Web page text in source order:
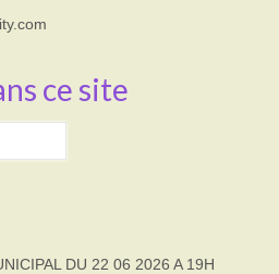
ce site
DU 22 06 2026 A 19H